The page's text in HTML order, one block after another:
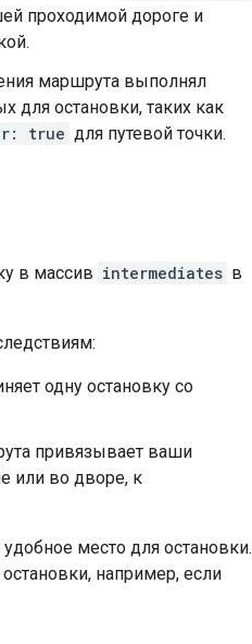
проходимой дороге и
маршрута выполнял
для остановки, таких как
true для путевой точки.
в массив intermediates в
одну остановку со
привязывает ваши
или во дворе, к
место для остановки.
например, если